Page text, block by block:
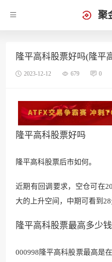
聚
隆平高科股票好吗(隆平
2023-12-12 679 0
隆平高科股票好吗
隆平高科股票后市如何。
近期有回调要求，空仓可在
大的上升空间，中期可看到
隆平高科股票最高多少钱
000998隆平高科股票最高是